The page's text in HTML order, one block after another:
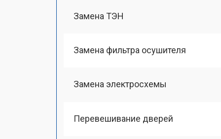
Замена ТЭН
Замена фильтра осушителя
Замена электросхемы
Перевешивание дверей